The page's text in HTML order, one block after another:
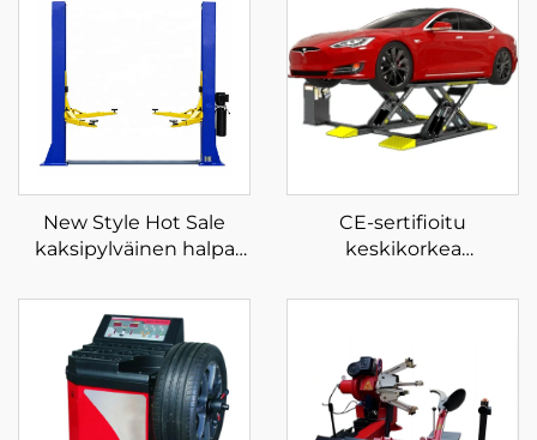
New Style Hot Sale
kaksipylväinen halpa
kaksipylväinen hissi
CE-sertifioitu
keskikorkea
saksinostin autoon